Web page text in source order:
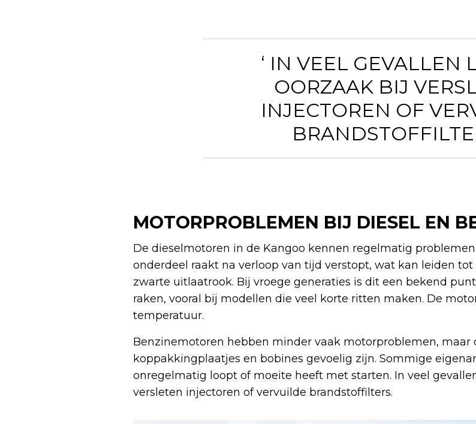
‘ IN VEEL GEVALLEN
OORZAAK BIJ
INJECTOREN OF
MOTORPROBLEMEN BIJ DIESEL EN
De dieselmotoren in de Kangoo kennen regelmatig
onderdeel raakt na verloop van tijd verstopt, wat kan leiden tot
zwarte uitlaatrook. Bij vroege generaties is dit een bekend
raken, vooral bij modellen die veel korte ritten maken. De
temperatuur.
Benzinemotoren hebben minder vaak motorproblemen, maar
koppakkingplaatjes en bobines gevoelig zijn. Sommige
onregelmatig loopt of moeite heeft met starten. In veel
versleten injectoren of vervuilde brandstoffilters.